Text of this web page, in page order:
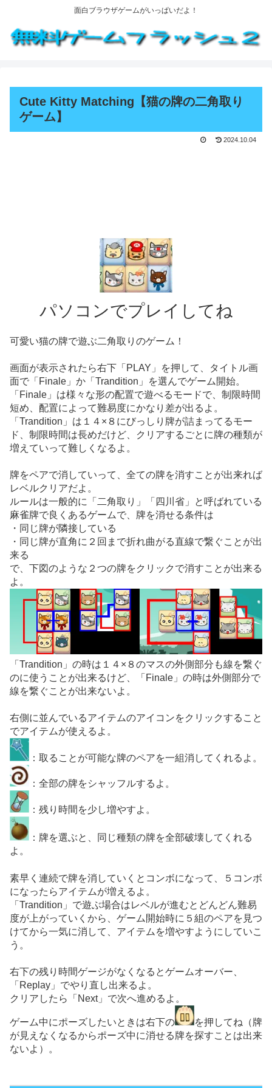
面白ブラウザゲームがいっぱいだよ！
Cute Kitty Matching【猫の牌の二角取り
ゲーム】
2024.10.04
パソコンでプレイしてね
可愛い猫の牌で遊ぶ二角取りのゲーム！
画面が表示されたら右下「PLAY」を押して、タイトル画
面で「Finale」か「Trandition」を選んでゲーム開始。
「Finale」は様々な形の配置で遊べるモードで、制限時間
短め、配置によって難易度にかなり差が出るよ。
「Trandition」は１４×８にびっしり牌が詰まってるモー
ド、制限時間は長めだけど、クリアするごとに牌の種類が
増えていって難しくなるよ。
牌をペアで消していって、全ての牌を消すことが出来れば
レベルクリアだよ。
ルールは一般的に「二角取り」「四川省」と呼ばれている
麻雀牌で良くあるゲームで、牌を消せる条件は
・同じ牌が隣接している
・同じ牌が直角に２回まで折れ曲がる直線で繋ぐことが出
来る
で、下図のような２つの牌をクリックで消すことが出来る
よ。
「Trandition」の時は１４×８のマスの外側部分も線を繋ぐ
のに使うことが出来るけど、「Finale」の時は外側部分で
線を繋ぐことが出来ないよ。
右側に並んでいるアイテムのアイコンをクリックすること
でアイテムが使えるよ。
：取ることが可能な牌のペアを一組消してくれるよ。
：全部の牌をシャッフルするよ。
：残り時間を少し増やすよ。
：牌を選ぶと、同じ種類の牌を全部破壊してくれる
よ。
素早く連続で牌を消していくとコンボになって、５コンボ
になったらアイテムが増えるよ。
「Trandition」で遊ぶ場合はレベルが進むとどんどん難易
度が上がっていくから、ゲーム開始時に５組のペアを見つ
けてから一気に消して、アイテムを増やすようにしていこ
う。
右下の残り時間ゲージがなくなるとゲームオーバー、
「Replay」でやり直し出来るよ。
クリアしたら「Next」で次へ進めるよ。
ゲーム中にポーズしたいときは右下の
を押してね（牌
が見えなくなるからポーズ中に消せる牌を探すことは出来
ないよ）。